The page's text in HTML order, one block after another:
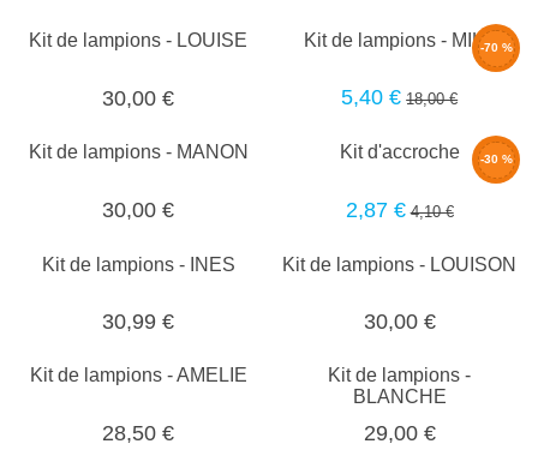
Kit de lampions - LOUISE
30,00 €
-70 %
Kit de lampions - MILA
5,40 € 18,00 €
Kit de lampions - MANON
30,00 €
-30 %
Kit d'accroche
2,87 € 4,10 €
Kit de lampions - INES
30,99 €
Kit de lampions - LOUISON
30,00 €
Kit de lampions - AMELIE
28,50 €
Kit de lampions -
BLANCHE
29,00 €